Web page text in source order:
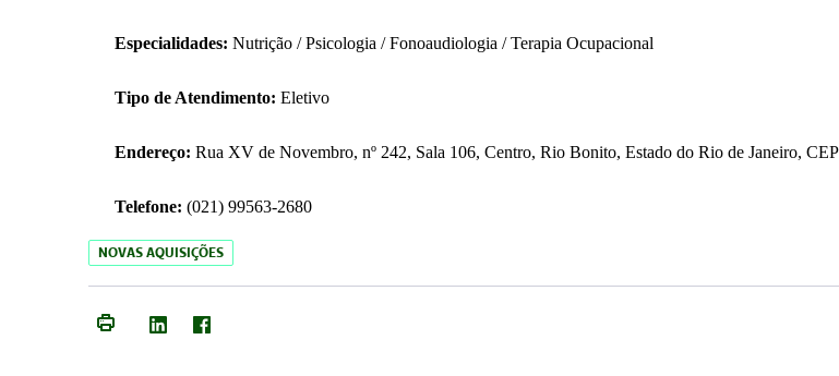
Especialidades: Nutrição / Psicologia / Fonoaudiologia / Terapia Ocupacional
Tipo de Atendimento: Eletivo
Endereço: Rua XV de Novembro, nº 242, Sala 106, Centro, Rio Bonito, Estado do Rio de Janeiro,
Telefone: (021) 99563-2680
NOVAS AQUISIÇÕES